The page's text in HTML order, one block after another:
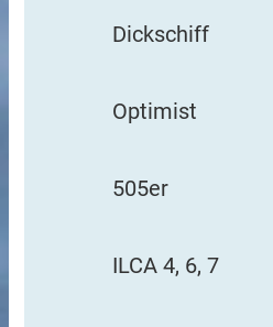
Dickschiff
Optimist
505er
ILCA 4, 6, 7